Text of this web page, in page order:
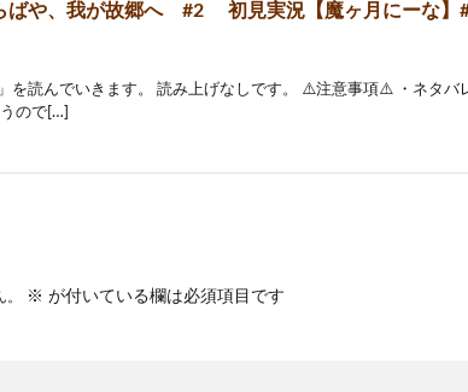
ばや、我が故郷へ #2 初見実況【魔ヶ月にーな】
を読んでいきます。 読み上げなしです。 ⚠️注意事項⚠️ ・ネタバ
ので[…]
※ が付いている欄は必須項目です